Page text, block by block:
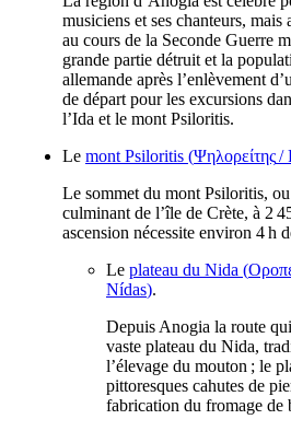
musiciens et ses chanteurs, mais
au cours de la Seconde Guerre
grande partie détruit et la
allemande après l’enlèvement
de départ pour les excursions
l’Ida et le mont Psiloritis.
Le mont Psiloritis (Ψηλορείτης/
Le sommet du mont Psiloritis,
culminant de l’île de Crète, à 2
ascension nécessite environ 4 h
Le plateau du Nida (
Nídas).
Depuis Anogia la route
vaste plateau du Nida,
l’élevage du mouton ; le
pittoresques cahutes de
fabrication du fromage de